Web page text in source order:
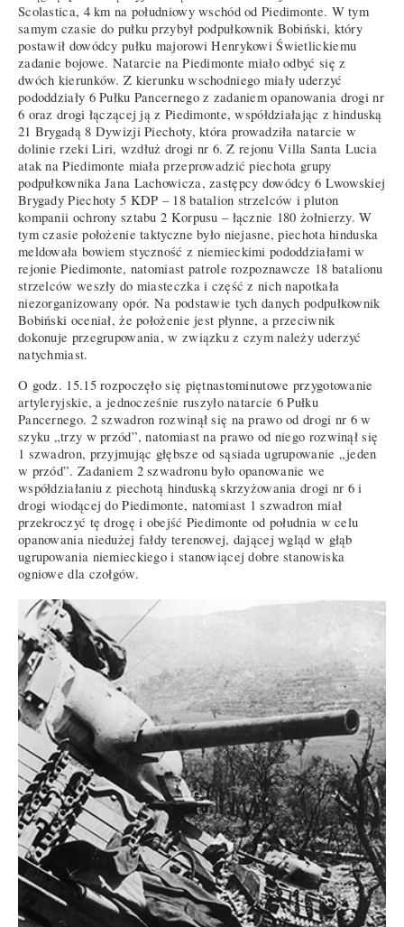
Scolastica, 4 km na południowy wschód od Piedimonte. W tym
samym czasie do pułku przybył podpułkownik Bobiński, który
postawił dowódcy pułku majorowi Henrykowi Świetlickiemu
zadanie bojowe. Natarcie na Piedimonte miało odbyć się z
dwóch kierunków. Z kierunku wschodniego miały uderzyć
pododdziały 6 Pułku Pancernego z zadaniem opanowania drogi nr
6 oraz drogi łączącej ją z Piedimonte, współdziałając z hinduską
21 Brygadą 8 Dywizji Piechoty, która prowadziła natarcie w
dolinie rzeki Liri, wzdłuż drogi nr 6. Z rejonu Villa Santa Lucia
atak na Piedimonte miała przeprowadzić piechota grupy
podpułkownika Jana Lachowicza, zastępcy dowódcy 6 Lwowskiej
Brygady Piechoty 5 KDP – 18 batalion strzelców i pluton
kompanii ochrony sztabu 2 Korpusu – łącznie 180 żołnierzy. W
tym czasie położenie taktyczne było niejasne, piechota hinduska
meldowała bowiem styczność z niemieckimi pododdziałami w
rejonie Piedimonte, natomiast patrole rozpoznawcze 18 batalionu
strzelców weszły do miasteczka i część z nich napotkała
niezorganizowany opór. Na podstawie tych danych podpułkownik
Bobiński oceniał, że położenie jest płynne, a przeciwnik
dokonuje przegrupowania, w związku z czym należy uderzyć
natychmiast.
O godz. 15.15 rozpoczęło się piętnastominutowe przygotowanie
artyleryjskie, a jednocześnie ruszyło natarcie 6 Pułku
Pancernego. 2 szwadron rozwinął się na prawo od drogi nr 6 w
szyku „trzy w przód”, natomiast na prawo od niego rozwinął się
1 szwadron, przyjmując głębsze od sąsiada ugrupowanie „jeden
w przód”. Zadaniem 2 szwadronu było opanowanie we
współdziałaniu z piechotą hinduską skrzyżowania drogi nr 6 i
drogi wiodącej do Piedimonte, natomiast 1 szwadron miał
przekroczyć tę drogę i obejść Piedimonte od południa w celu
opanowania niedużej fałdy terenowej, dającej wgląd w głąb
ugrupowania niemieckiego i stanowiącej dobre stanowiska
ogniowe dla czołgów.